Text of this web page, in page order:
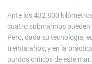
Ante los 432.800
cuatro submarinos
Pero, dada su tecnología,
treinta años, y en la
puntos críticos de este